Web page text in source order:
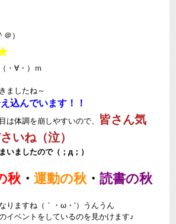
）
・∀・）ｍ
ましたね～
込んでいます！！
は体調を崩しやすいので、
皆さん気
いね（泣）
いましたので（；д；）ゞ
秋 ・運動の秋 ・読書の秋
りますね（｀・ω・‘）うんうん
イベントをしているのを見かけます♪